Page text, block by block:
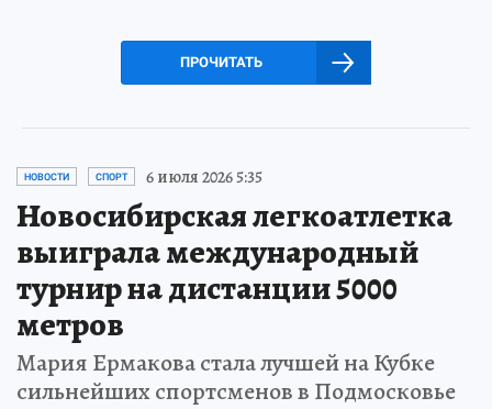
ПРОЧИТАТЬ
НОВОСТИ СПОРТ 6 июля 2026 5:35
Новосибирская легкоатлетка
выиграла международный
турнир на дистанции 5000
метров
Мария Ермакова стала лучшей на Кубке
сильнейших спортсменов в Подмосковье